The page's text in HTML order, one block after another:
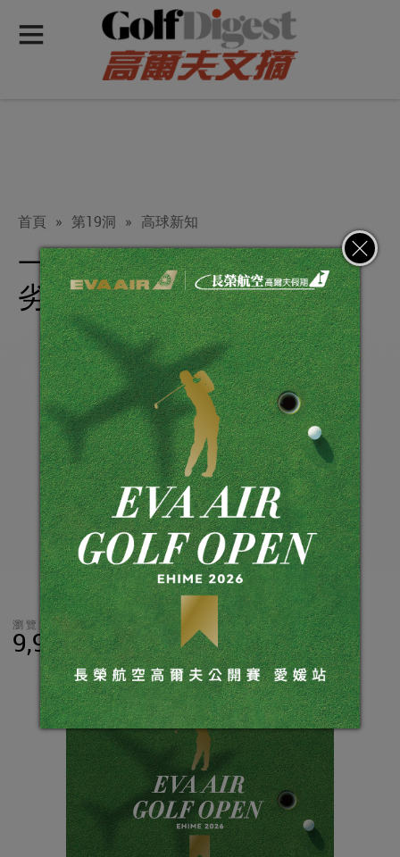
首頁 » 第19洞 » 高球新知
一顆新球的性能何時會開始
劣化？
瀏覽數
9,983 分享 LINE